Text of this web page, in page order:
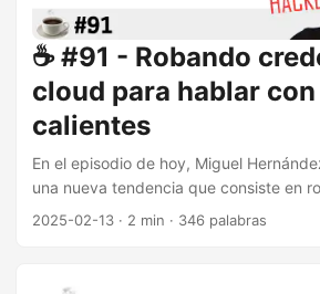
☕️ #91 - Robando
cloud para hablar
calientes
En el episodio de hoy, Miguel
una nueva tendencia que consiste en
de servicios cloud y sobre los que
comentado lo lucrativo que es el robo
2025-02-13 · 2 min · 346 palabras